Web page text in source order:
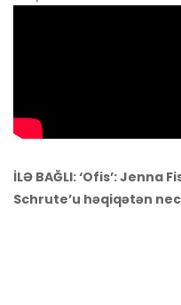
İLƏ BAĞLI: ‘Ofis’: Jenna
Schrute’u həqiqətən